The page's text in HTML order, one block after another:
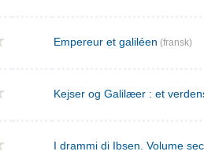
Empereur et galiléen (fransk)
Kejser og Galilæer : et
I drammi di Ibsen. Volume